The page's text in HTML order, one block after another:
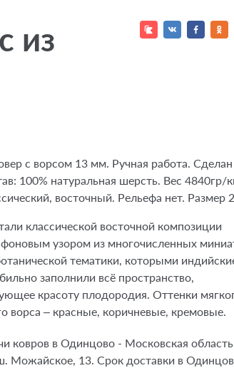
из
с ворсом 13 мм. Ручная работа.
100% натуральная шерсть. Вес 4840гр/
восточный. Рельефа нет. Размер
классической восточной композиции
узором из многочисленных
тематики, которыми
заполнили всё пространство,
красоту плодородия. Оттенки
ворса – красные, коричневые, кремовые.
ковров в Одинцово - Московская область,
Можайское, 13. Срок доставки в